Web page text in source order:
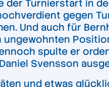
der Turnierstart in
gegen
Und auch für
ungewohnten
spulte er
Svensson
und etwas